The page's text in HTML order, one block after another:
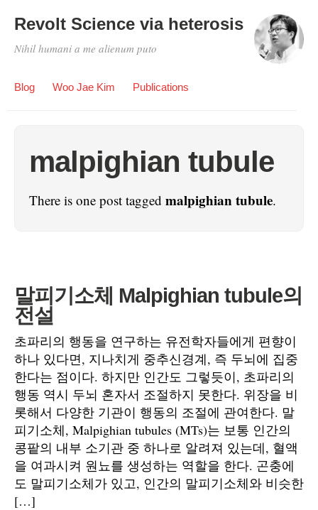
Revolt Science via heterosis
Nihil humani a me alienum puto
Blog Woo Jae Kim Publications
malpighian tubule
There is one post tagged malpighian tubule.
말피기소체 Malpighian tubule의
전설
초파리의 행동을 연구하는 유전학자들에게 편향이
하나 있다면, 지나치게 중추신경계, 즉 두뇌에 집중
한다는 점이다. 하지만 인간도 그렇듯이, 초파리의
행동 역시 두뇌 혼자서 조절하지 못한다. 위장을 비
롯해서 다양한 기관이 행동의 조절에 관여한다. 말
피기소체, Malpighian tubules (MTs)는 보통 인간의
콩팥의 내부 소기관 중 하나로 알려져 있는데, 혈액
을 여과시켜 원뇨를 생성하는 역할을 한다. 곤충에
도 말피기소체가 있고, 인간의 말피기소체와 비슷한
[…]